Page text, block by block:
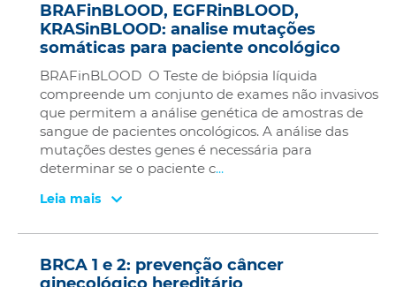
BRAFinBLOOD, EGFRinBLOOD,
KRASinBLOOD: analise mutações
somáticas para paciente oncológico
BRAFinBLOOD O Teste de biópsia líquida
compreende um conjunto de exames não invasivos
que permitem a análise genética de amostras de
sangue de pacientes oncológicos. A análise das
mutações destes genes é necessária para
determinar se o paciente c...
Leia mais
BRCA 1 e 2: prevenção câncer